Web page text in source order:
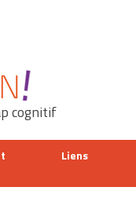
cognitif
Liens